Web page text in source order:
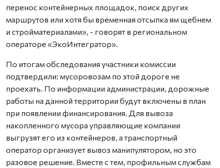
перенос контейнерных площадок, поиск других
маршрутов или хотя бы временная отсыпка ям щебнем
и стройматериалами», - говорят в региональном
операторе «ЭкоИнтегратор».
По итогам обследования участники комиссии
подтвердили: мусоровозам по этой дороге не
проехать. По информации администрации, дорожные
работы на данной территории будут включены в план
при появлении финансирования. Для вывоза
накопленного мусора управляющие компании
выгрузят его из контейнеров, а транспортный
оператор организует вывоз манипулятором, но это
разовое решение. Вместе с тем, профильным службам